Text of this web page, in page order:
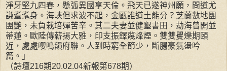
淨牙堅九四春，懸弧異國享天倫。飛天已遂神州願，問道尤
謙耋耄身。海峽但求波不起，金甌誰道土能分？芝蘭數地團
團艷，未負栽培殫苦辛。其二夫妻並健墾書田，劫海曾開並
蒂蓮。歐陸傳薪揚大雅，印支振鐸蔑烽煙。雙雙矍爍期頤
近，處處嚶鳴韻府聯。人到時窮全節少，斷腸豪氣盪吟
篇。」
（詩壇216期20.02.04新報第678期）